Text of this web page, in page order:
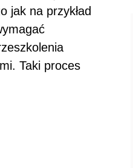
jak na przykład
Taki proces